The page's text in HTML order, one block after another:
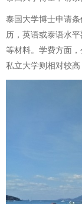
泰国大学博士申请
历，英语或泰语水
等材料。学费方面，
私立大学则相对较高